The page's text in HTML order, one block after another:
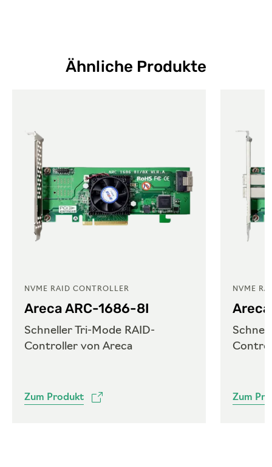
Ähnliche Produkte
NVME RAID CONTROLLER
Areca ARC-1686-8I
Schneller Tri-Mode RAID-
Controller von Areca
Zum Produkt
NVME
Zum